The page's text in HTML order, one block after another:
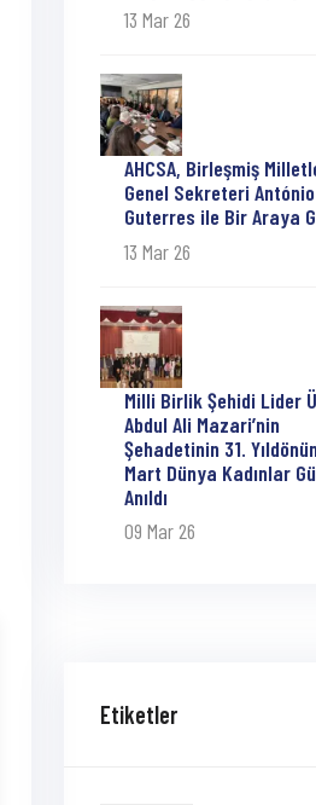
13 Mar 26
AHCSA, Birleşmiş
Genel Sekreteri António
Guterres ile Bir Araya
13 Mar 26
Milli Birlik Şehidi Lider
Abdul Ali Mazari’nin
Şehadetinin 31.
Mart Dünya Kadınlar
Anıldı
09 Mar 26
Etiketler